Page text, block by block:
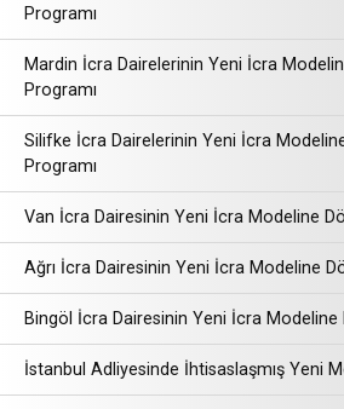
Programı
Mardin İcra Dairelerinin Yeni İcra
Programı
Silifke İcra Dairelerinin Yeni İcra
Programı
Van İcra Dairesinin Yeni İcra Modeline
Ağrı İcra Dairesinin Yeni İcra Modeline
Bingöl İcra Dairesinin Yeni İcra
İstanbul Adliyesinde İhtisaslaşmış Yeni